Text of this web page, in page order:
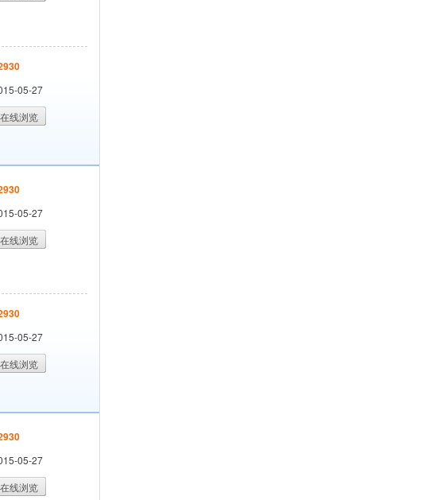
05-27
在线浏览
05-27
在线浏览
05-27
在线浏览
05-27
在线浏览